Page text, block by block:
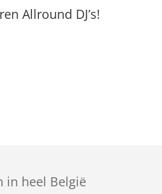
Allround DJ’s!
in heel België